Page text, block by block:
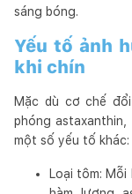
sáng bóng.
Yếu tố ảnh
khi chín
Mặc dù cơ chế
phóng
một số yếu tố khác:
Loại tôm: